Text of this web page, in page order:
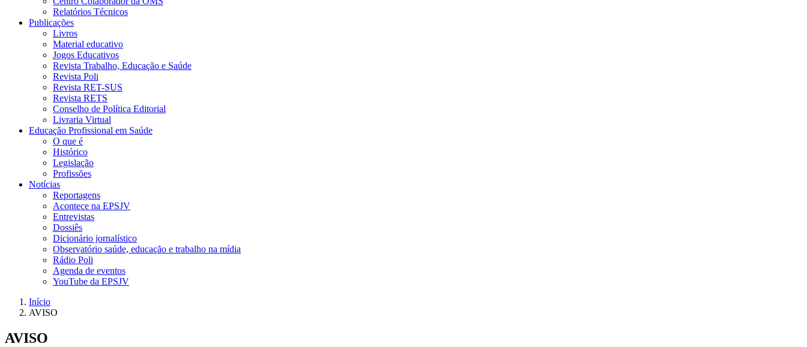
Relatórios Técnicos
Publicações
Livros
Material educativo
Jogos Educativos
Revista Trabalho, Educação e Saúde
Revista Poli
Revista RET-SUS
Revista RETS
Conselho de Política Editorial
Livraria Virtual
Educação Profissional em Saúde
O que é
Histórico
Legislação
Profissões
Notícias
Reportagens
Acontece na EPSJV
Entrevistas
Dossiês
Dicionário jornalístico
Observatório saúde, educação e trabalho na mídia
Rádio Poli
Agenda de eventos
YouTube da EPSJV
Início
AVISO
AVISO